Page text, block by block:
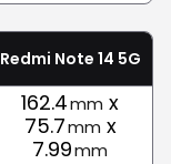
Redmi Note 14 5G
162.4mm x
75.7mm x
7.99mm